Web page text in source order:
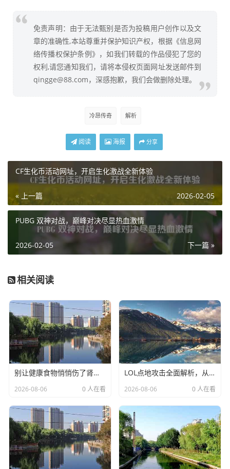
免责声明：由于无法甄别是否为投稿用户创作以及文
章的准确性,本站尊重并保护知识产权，根据《信息网
络传播权保护条例》，如我们转载的作品侵犯了您的
权利,请您通知我们，请将本侵权页面网址发送邮件到
qingge@88.com，深感抱歉，我们会做删除处理。
冷昂传奇 解析
阅读 海报 分享
CF生化币活动网址，开启生化激战全新体验
« 上一篇 2026-02-05
PUBG 双神对战，巅峰对决尽显热血激情
下一篇 »
2026-02-05
相关阅读
别让健康食物悄悄伤了肾，关于高草酸食物，你必须知道的真相-高草酸食物
2026-08-06 0 人在看
LOL点地攻击全面解析，从基础操作到进阶实战技巧-lol如何点地攻击
2026-08-06 0 人在看